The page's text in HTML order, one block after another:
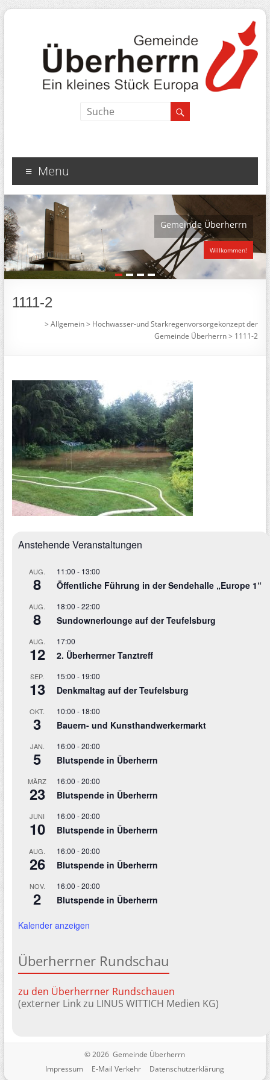
Menu
Gemeinde Überherrn
Willkommen!
1 2 3 4
1111-2
>Allgemein> Hochwasser-und Starkregenvorsorgekonzept der
Gemeinde Überherrn> 1111-2
Anstehende Veranstaltungen
AUG.
8
11:00 - 13:00
Öffentliche Führung in der Sendehalle „Europe 1“
AUG.
8
18:00 -22:00
Sundownerlounge auf der Teufelsburg
AUG.
12
17:00
2. Überherrner Tanztreff
SEP.
13
15:00 - 19:00
Denkmaltag auf der Teufelsburg
OKT.
3
10:00 - 18:00
Bauern- und Kunsthandwerkermarkt
JAN.
5
16:00 -20:00
Blutspende in Überherrn
MÄRZ
23
16:00 -20:00
Blutspende in Überherrn
JUNI
10
16:00 -20:00
Blutspende in Überherrn
AUG.
26
16:00 -20:00
Blutspende in Überherrn
NOV.
2
16:00 -20:00
Blutspende in Überherrn
Kalender anzeigen
Überherrner Rundschau
zu den Überherrner Rundschauen
(externer Link zu LINUS WITTICH Medien KG)
© 2026 Gemeinde Überherrn
Impressum
E-Mail Verkehr Datenschutzerklärung